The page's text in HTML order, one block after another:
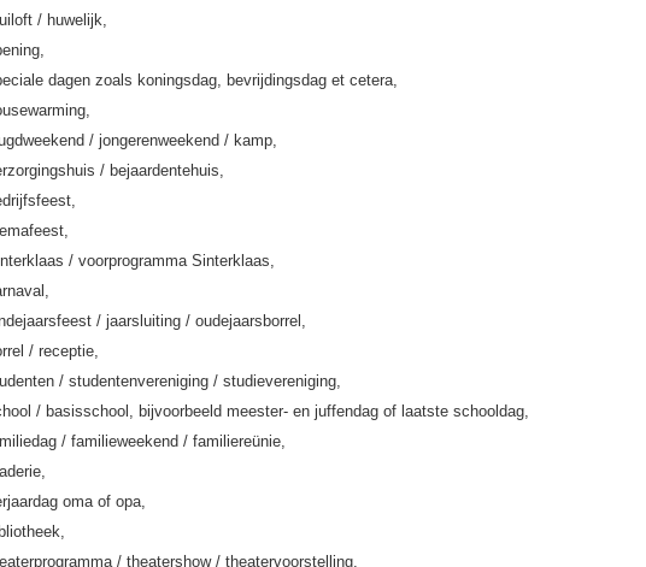
/ huwelijk,
dagen zoals koningsdag, bevrijdingsdag et cetera,
/ jongerenweekend / kamp,
/ bejaardentehuis,
/ voorprogramma Sinterklaas,
/ jaarsluiting / oudejaarsborrel,
/ receptie,
/ studentenvereniging / studievereniging,
/ basisschool, bijvoorbeeld meester- en juffendag of laatste schooldag,
/ familieweekend / familiereünie,
oma of opa,
/ theatershow / theatervoorstelling,